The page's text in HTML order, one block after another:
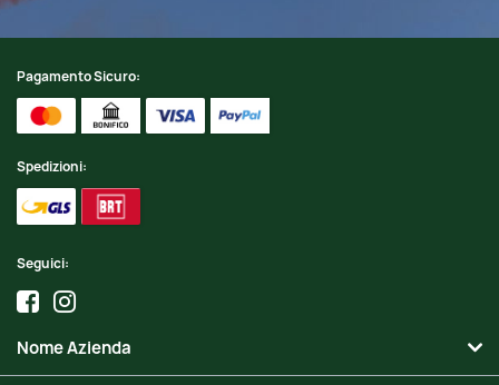
Pagamento Sicuro:
Spedizioni:
Seguici:
Nome Azienda